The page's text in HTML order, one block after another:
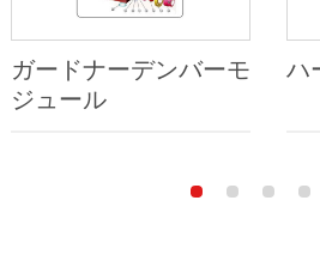
ガードナーデンバーモ
ジュール
ハ